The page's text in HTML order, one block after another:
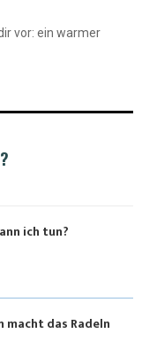
vor: ein warmer
ich tun?
macht das Radeln